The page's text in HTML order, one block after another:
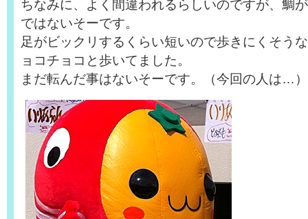
ちなみに、よく間違われるらしいのですが、鯛
ではないそーです。
足がビックリするくらい短いので歩きにくそう
ョコチョコと歩いてました。
まだ転んだ事はないそーです。（今回の人は…）